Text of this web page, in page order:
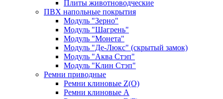
Плиты животноводческие
ПВХ напольные покрытия
Модуль "Зерно"
Модуль "Шагрень"
Модуль "Монета"
Модуль "Де-Люкс" (скрытый замок)
Модуль "Аква Стэп"
Модуль "Клин Стэп"
Ремни приводные
Ремни клиновые Z(О)
Ремни клиновые А